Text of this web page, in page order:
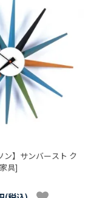
ン】サンバースト ク
具]